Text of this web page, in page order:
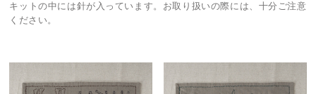
キットの中には針が入っています。お取り扱いの際には、十分ご注意
ください。